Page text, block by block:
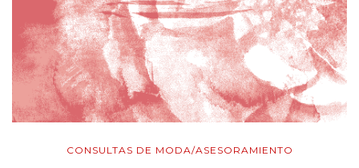
CONSULTAS DE MODA/ASESORAMIENTO